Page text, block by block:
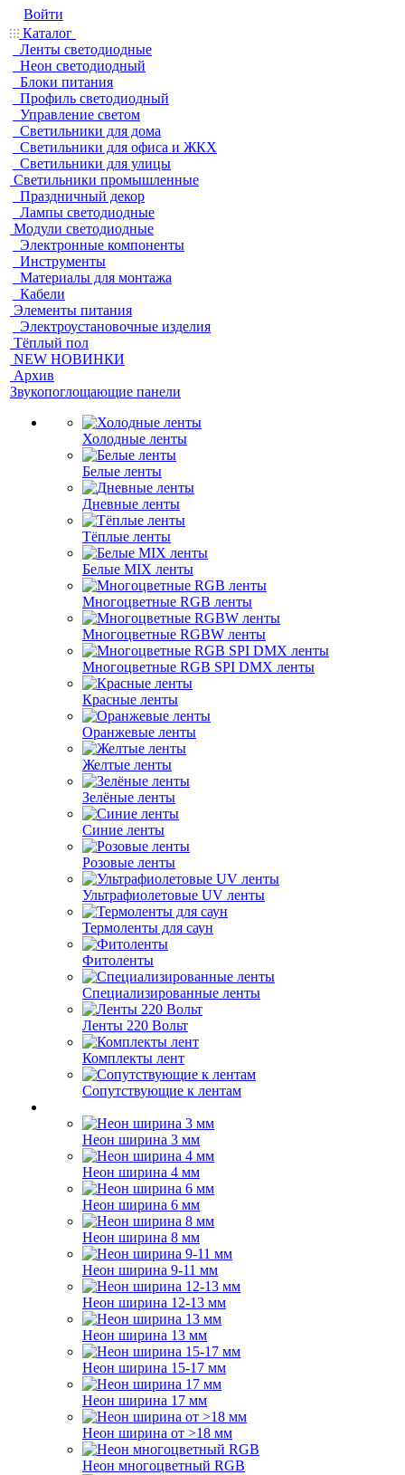
Войти
Каталог
Ленты светодиодные
Неон светодиодный
Блоки питания
Профиль светодиодный
Управление светом
Светильники для дома
Светильники для офиса и ЖКХ
Светильники для улицы
Светильники промышленные
Праздничный декор
Лампы светодиодные
Модули светодиодные
Электронные компоненты
Инструменты
Материалы для монтажа
Кабели
Элементы питания
Электроустановочные изделия
Тёплый пол
NEW НОВИНКИ
Архив
Звукопоглощающие панели
Холодные ленты
Белые ленты
Дневные ленты
Тёплые ленты
Белые MIX ленты
Многоцветные RGB ленты
Многоцветные RGBW ленты
Многоцветные RGB SPI DMX ленты
Красные ленты
Оранжевые ленты
Желтые ленты
Зелёные ленты
Синие ленты
Розовые ленты
Ультрафиолетовые UV ленты
Термоленты для саун
Фитоленты
Специализированные ленты
Ленты 220 Вольт
Комплекты лент
Сопутствующие к лентам
Неон ширина 3 мм
Неон ширина 4 мм
Неон ширина 6 мм
Неон ширина 8 мм
Неон ширина 9-11 мм
Неон ширина 12-13 мм
Неон ширина 13 мм
Неон ширина 15-17 мм
Неон ширина 17 мм
Неон ширина от >18 мм
Неон многоцветный RGB